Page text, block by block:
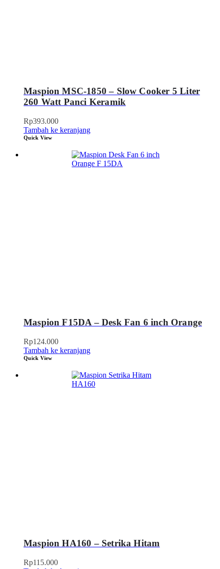
Maspion MSC-1850 – Slow Cooker 5 Liter
260 Watt Panci Keramik
Rp393.000
Tambah ke keranjang
Quick View
Maspion F15DA – Desk Fan 6 inch Orange
Rp124.000
Tambah ke keranjang
Quick View
Maspion HA160 – Setrika Hitam
Rp115.000